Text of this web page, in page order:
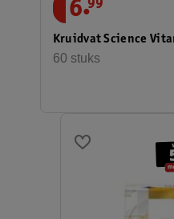
6.99
Kruidvat Science
60 stuks